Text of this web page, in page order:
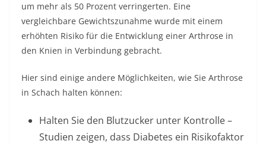
um mehr als 50 Prozent verringerten. Eine
vergleichbare Gewichtszunahme wurde mit einem
erhöhten Risiko für die Entwicklung einer Arthrose in
den Knien in Verbindung gebracht.
Hier sind einige andere Möglichkeiten, wie Sie Arthrose
in Schach halten können:
Halten Sie den Blutzucker unter Kontrolle –
Studien zeigen, dass Diabetes ein Risikofaktor